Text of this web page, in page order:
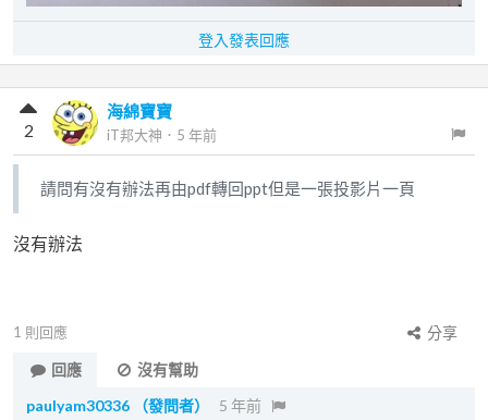
登入發表回應
海綿寶寶
iT邦大神 ． 5 年前
2
請問有沒有辦法再由pdf轉回ppt但是一張投影片一頁
沒有辦法
1 則回應
分享
回應
沒有幫助
paulyam30336
（發問者） 5 年前